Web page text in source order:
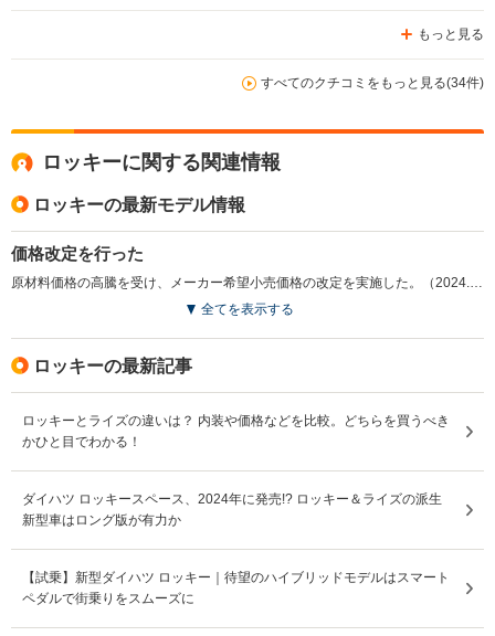
もっと見る
すべてのクチコミをもっと見る(34件)
ロッキーに関する関連情報
ロッキーの最新モデル情報
価格改定を行った
原材料価格の高騰を受け、メーカー希望小売価格の改定を実施した。（2024.11）
全てを表示する
ロッキーの最新記事
ロッキーとライズの違いは？ 内装や価格などを比較。どちらを買うべき
かひと目でわかる！
ダイハツ ロッキースペース、2024年に発売!? ロッキー＆ライズの派生
新型車はロング版が有力か
【試乗】新型ダイハツ ロッキー｜待望のハイブリッドモデルはスマート
ペダルで街乗りをスムーズに